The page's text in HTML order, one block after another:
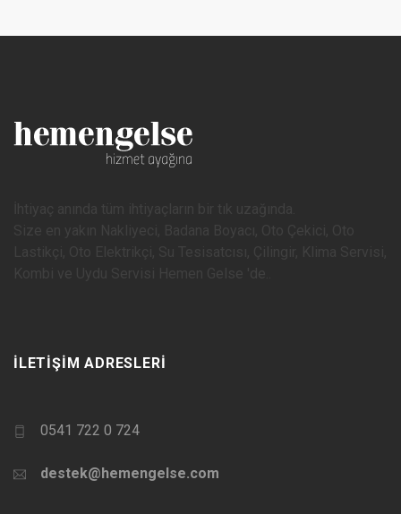
İLETIŞIM ADRESLERI
0541 722 0 724
destek@hemengelse.com